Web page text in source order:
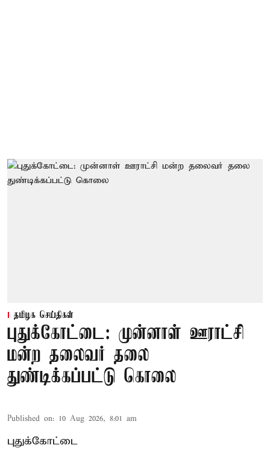
தமிழக செய்திகள்
புதுக்கோட்டை: முன்னாள் ஊராட்சி
மன்ற தலைவர் தலை
துண்டிக்கப்பட்டு கொலை
Published on: 10 Aug 2026, 8:01 am
புதுக்கோட்டை